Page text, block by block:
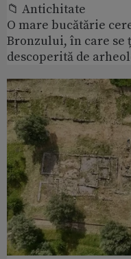
📁 Antichitate
O mare bucătărie
Bronzului, în care se
descoperită de